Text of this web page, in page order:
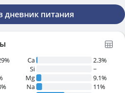
дневник питания
Ca
2.3%
Si
~
Mg
9.1%
Na
11%